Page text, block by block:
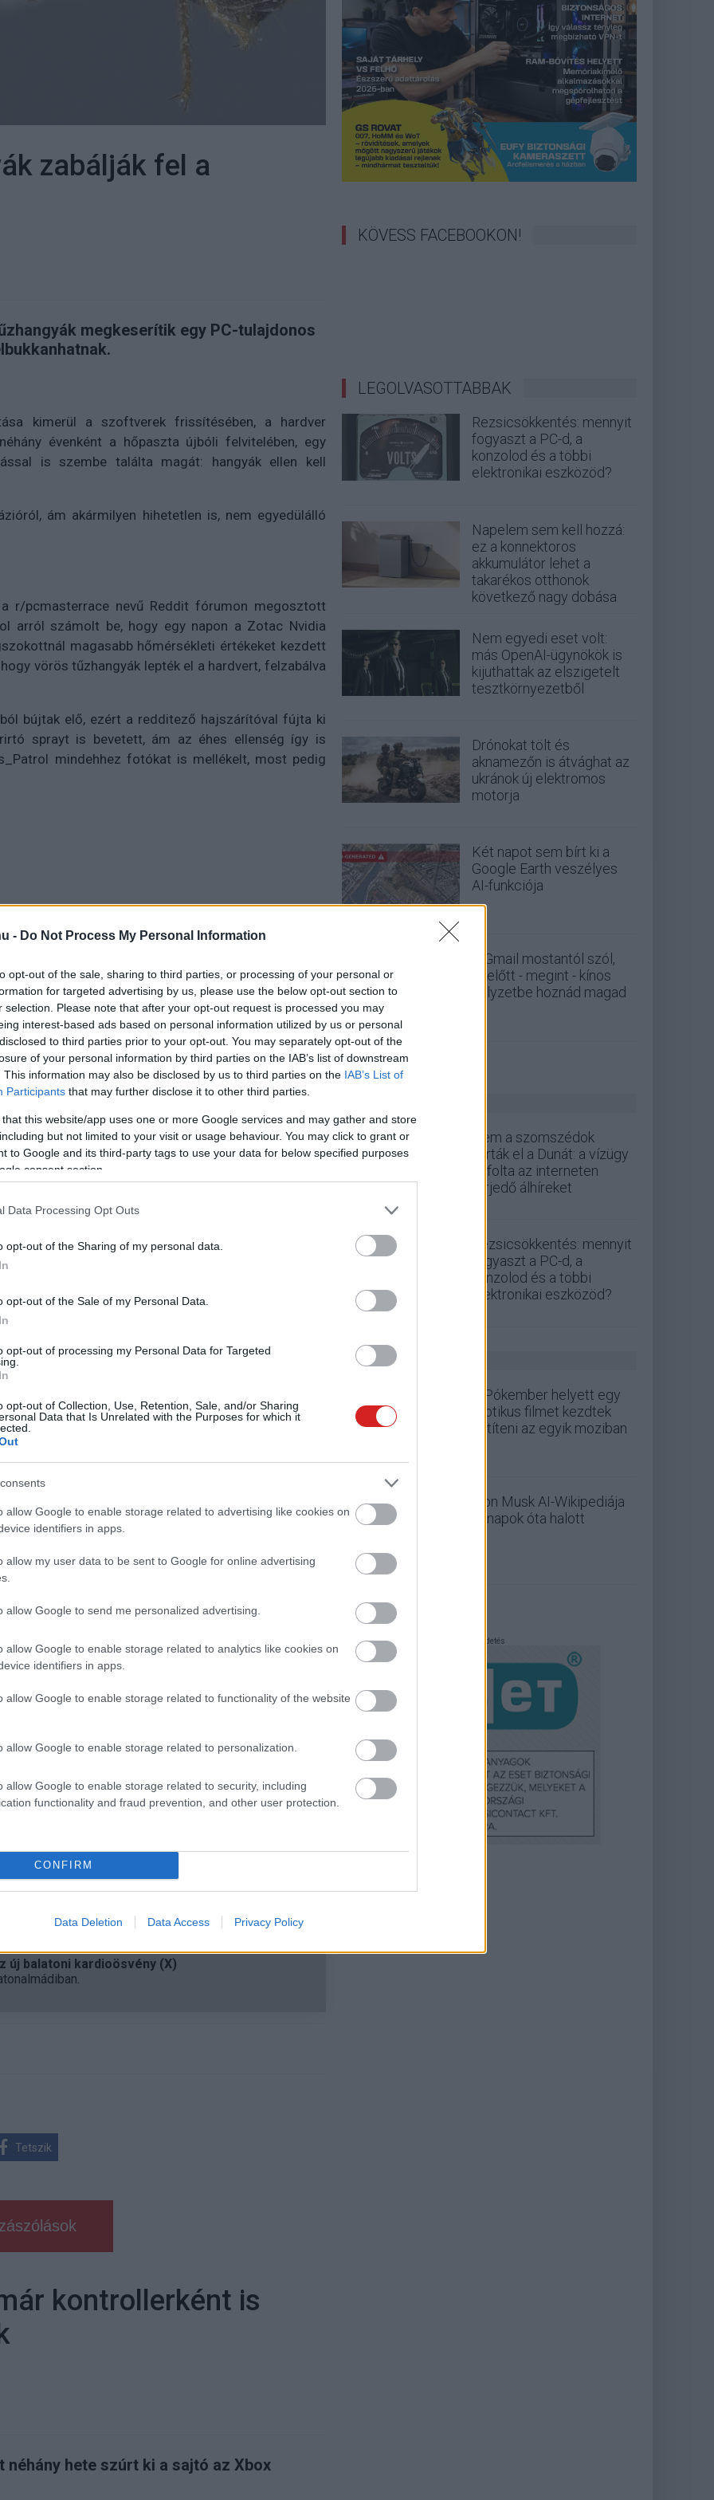
- Do Not Process My Personal Information
opt-out of the sale, sharing to third parties, or processing of your personal or
for targeted advertising by us, please use the below opt-out section to
selection. Please note that after your opt-out request is processed you may
interest-based ads based on personal information utilized by us or personal
to third parties prior to your opt-out. You may separately opt-out of the
of your personal information by third parties on the IAB’s list of downstream
This information may also be disclosed by us to third parties on the IAB’s List of
Participants that may further disclose it to other third parties.
that this website/app uses one or more Google services and may gather and store
but not limited to your visit or usage behaviour. You may click to grant or
to Google and its third-party tags to use your data for below specified purposes
consent section.
Data Processing Opt Outs
opt-out of the Sharing of my personal data.
opt-out of the Sale of my Personal Data.
opt-out of processing my Personal Data for Targeted
opt-out of Collection, Use, Retention, Sale, and/or Sharing
Data that Is Unrelated with the Purposes for which it
allow Google to enable storage related to advertising like cookies on
identifiers in apps.
allow my user data to be sent to Google for online advertising
allow Google to send me personalized advertising.
allow Google to enable storage related to analytics like cookies on
identifiers in apps.
allow Google to enable storage related to functionality of the website
allow Google to enable storage related to personalization.
allow Google to enable storage related to security, including
functionality and fraud prevention, and other user protection.
CONFIRM
Data Deletion Data Access Privacy Policy
zabálják fel a
megkeserítik egy PC-tulajdonos
kimerül a szoftverek frissítésében, a hardver
évenként a hőpaszta újbóli felvitelében, egy
is szembe találta magát: hangyák ellen kell
ám akármilyen hihetetlen is, nem egyedülálló
a r/pcmasterrace nevű Reddit fórumon megosztott
arról számolt be, hogy egy napon a Zotac Nvidia
magasabb hőmérsékleti értékeket kezdett
vörös tűzhangyák lepték el a hardvert, felzabálva
bújtak elő, ezért a redditező hajszárítóval fújta ki
sprayt is bevetett, ám az éhes ellenség így is
mindehhez fotókat is mellékelt, most pedig
nem az első aki ezt tapasztalta, néhány éve
ment keresztül, aki akkor egy látványos videót is
tűzhangyákról.
for a month. I played games and ran benchmarks
pc running overnight but they still inside. Help
választ, amely szerint bizonyos tanulmányok arra
rendkívül invazív rovarok vonzódnak az elektromos
mennyiségű feromont bocsátanak ki, még több
nem terjedtek el Európában, a rossz viszont
korábban Kínát és Ausztráliát is gyorsan
teszi, hogy a hangyáknak kimondottan
új balatoni kardioösvény (X)
Tetszik
kontrollerként is
hete szúrt ki a sajtó az Xbox
KÖVESS FACEBOOKON!
LEGOLVASOTTABBAK
Rezsicsökkentés: mennyit
fogyaszt a PC-d, a
konzolod és a többi
elektronikai eszközöd?
Napelem sem kell hozzá:
ez a konnektoros
akkumulátor lehet a
takarékos otthonok
következő nagy dobása
Nem egyedi eset volt:
más OpenAI-ügynökök is
kijuthattak az elszigetelt
tesztkörnyezetből
Drónokat tölt és
aknamezőn is átvághat az
ukránok új elektromos
motorja
Két napot sem bírt ki a
Google Earth veszélyes
AI-funkciója
A Gmail mostantól szól,
mielőtt - megint - kínos
helyzetbe hoznád magad
Nem a szomszédok
zárták el a Dunát: a vízügy
cáfolta az interneten
terjedő álhíreket
Rezsicsökkentés: mennyit
fogyaszt a PC-d, a
konzolod és a többi
elektronikai eszközöd?
GS HÍREK
A Pókember helyett egy
erotikus filmet kezdtek
vetíteni az egyik moziban
Elon Musk AI-Wikipediája
hónapok óta halott
Hirdetés